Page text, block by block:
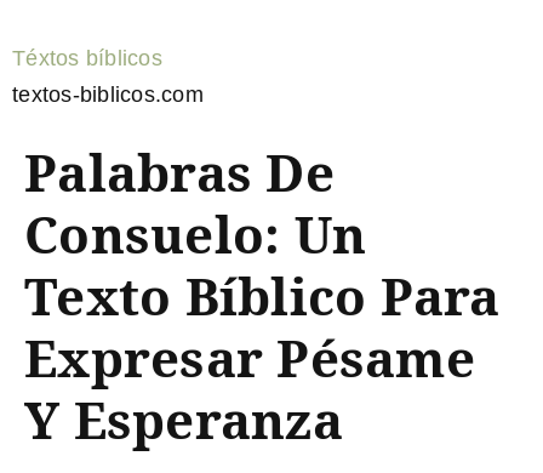
Téxtos bíblicos
textos-biblicos.com
Palabras De
Consuelo: Un
Texto Bíblico Para
Expresar Pésame
Y Esperanza